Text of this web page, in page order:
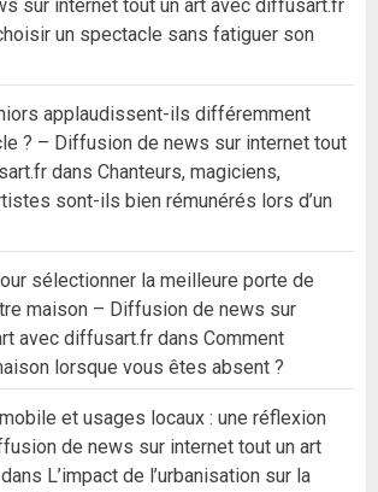
sur internet tout un art avec diffusart.fr
un spectacle sans fatiguer son
applaudissent-ils différemment
? – Diffusion de news sur internet tout
dans Chanteurs, magiciens,
sont-ils bien rémunérés lors d’un
sélectionner la meilleure porte de
maison – Diffusion de news sur
avec diffusart.fr dans Comment
lorsque vous êtes absent ?
et usages locaux : une réflexion
de news sur internet tout un art
dans L’impact de l’urbanisation sur la